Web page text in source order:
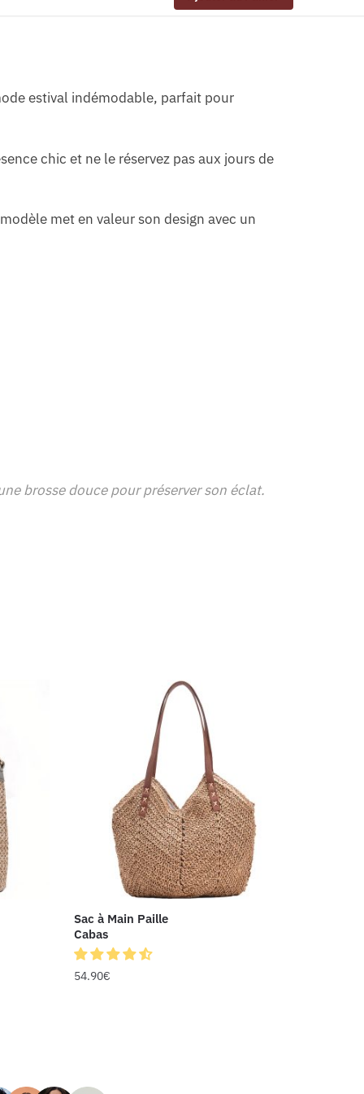
estival indémodable, parfait pour
chic et ne le réservez pas aux jours de
met en valeur son design avec un
brosse douce pour préserver son éclat.
Sac à Main Paille
Cabas
54.90€